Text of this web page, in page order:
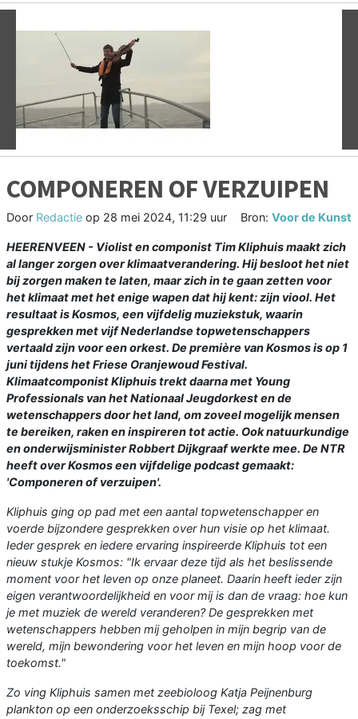
COMPONEREN OF VERZUIPEN
Door Redactie op 28 mei 2024, 11:29 uur Bron: Voor de Kunst
HEERENVEEN - Violist en componist Tim Kliphuis maakt zich
al langer zorgen over klimaatverandering. Hij besloot het niet
bij zorgen maken te laten, maar zich in te gaan zetten voor
het klimaat met het enige wapen dat hij kent: zijn viool. Het
resultaat is Kosmos, een vijfdelig muziekstuk, waarin
gesprekken met vijf Nederlandse topwetenschappers
vertaald zijn voor een orkest. De première van Kosmos is op 1
juni tijdens het Friese Oranjewoud Festival.
Klimaatcomponist Kliphuis trekt daarna met Young
Professionals van het Nationaal Jeugdorkest en de
wetenschappers door het land, om zoveel mogelijk mensen
te bereiken, raken en inspireren tot actie. Ook natuurkundige
en onderwijsminister Robbert Dijkgraaf werkte mee. De NTR
heeft over Kosmos een vijfdelige podcast gemaakt:
'Componeren of verzuipen'.
Kliphuis ging op pad met een aantal topwetenschapper en
voerde bijzondere gesprekken over hun visie op het klimaat.
Ieder gesprek en iedere ervaring inspireerde Kliphuis tot een
nieuw stukje Kosmos: "Ik ervaar deze tijd als het beslissende
moment voor het leven op onze planeet. Daarin heeft ieder zijn
eigen verantwoordelijkheid en voor mij is dan de vraag: hoe kun
je met muziek de wereld veranderen? De gesprekken met
wetenschappers hebben mij geholpen in mijn begrip van de
wereld, mijn bewondering voor het leven en mijn hoop voor de
toekomst."
Zo ving Kliphuis samen met zeebioloog Katja Peijnenburg
plankton op een onderzoeksschip bij Texel; zag met